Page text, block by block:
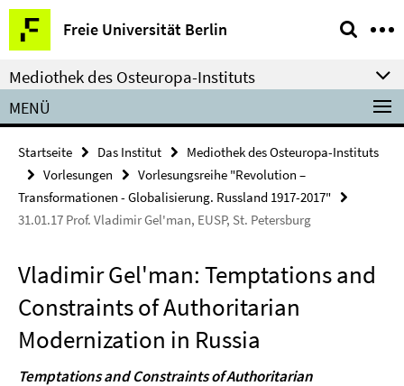
Springe
direkt
zu
Inhalt
Freie Universität Berlin
Service-
Navigation
Mediothek des Osteuropa-Instituts
MENÜ
Startseite Das Institut
Mediothek des Osteuropa-Instituts
Vorlesungen
Vorlesungsreihe "Revolution –
Transformationen - Globalisierung. Russland 1917-2017"
31.01.17 Prof. Vladimir Gel'man, EUSP, St. Petersburg
Vladimir Gel'man: Temptations and
Constraints of Authoritarian
Modernization in Russia
Temptations and Constraints of Authoritarian